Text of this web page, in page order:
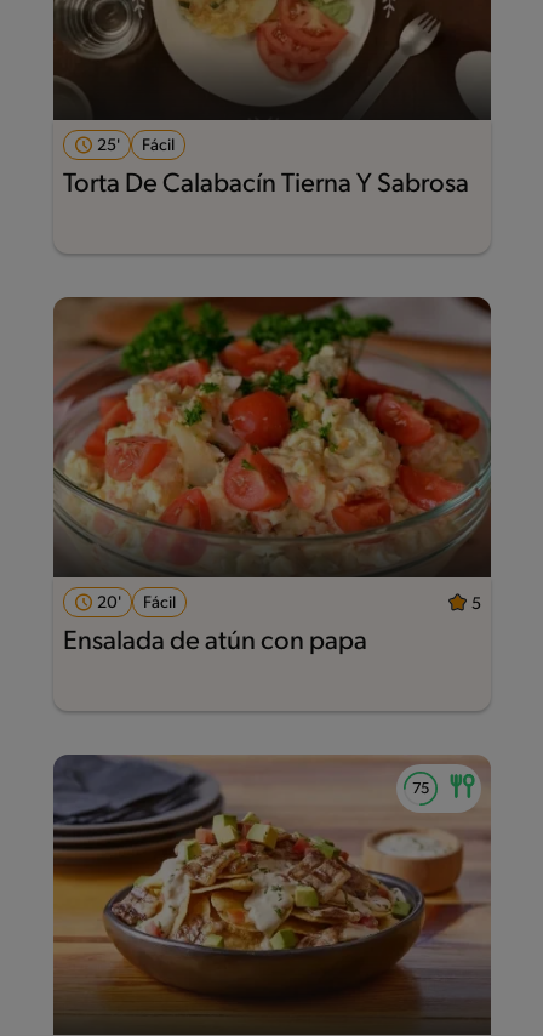
25' Fácil
Torta De Calabacín Tierna Y Sabrosa
20' Fácil 5
Ensalada de atún con papa